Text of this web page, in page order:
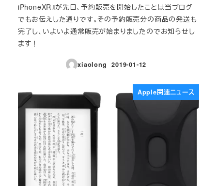
iPhoneXR』が先日、予約販売を開始したことは当ブログ
でもお伝えした通りです。その予約販売分の商品の発送も
完了し、いよいよ通常販売が始まりましたのでお知らせし
ます！
xiaolong
投稿日
2019-01-12
Apple関連ニュース